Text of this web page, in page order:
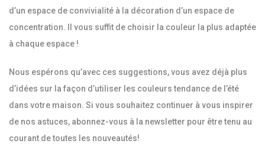
d’un espace de convivialité à la décoration d’un espace de
concentration. Il vous suffit de choisir la couleur la plus adaptée
à chaque espace !
Nous espérons qu’avec ces suggestions, vous avez déjà plus
d’idées sur la façon d’utiliser les couleurs tendance de l’été
dans votre maison. Si vous souhaitez continuer à vous inspirer
de nos astuces, abonnez-vous à la newsletter pour être tenu au
courant de toutes les nouveautés!